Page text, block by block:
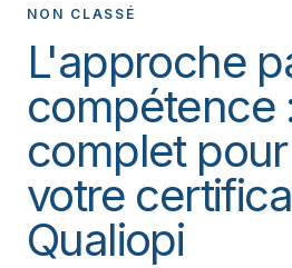
NON CLASSÉ
L'approche
compétence
complet
votre
Qualiopi